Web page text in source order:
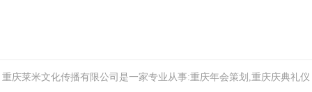
重庆莱米文化传播有限公司是一家专业从事:重庆年会策划,重庆庆典礼仪